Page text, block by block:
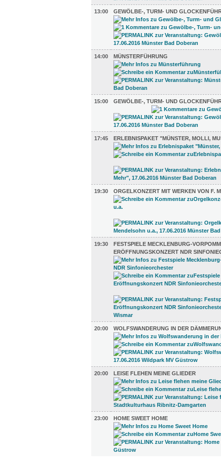
13:00 GEWÖLBE-, TURM- UND
14:00 MÜNSTERFÜHRUNG
15:00 GEWÖLBE-, TURM- UND
17:45 ERLEBNISPAKET "MÜNSTER, MOLLI,
19:30 ORGELKONZERT MIT WERKEN VON F.
19:30
FESTSPIELE MECKLENBURG-
ERÖFFNUNGSKONZERT NDR
20:00 WOLFSWANDERUNG IN DER
20:00 LEISE FLEHEN MEINE GLIEDER
23:00 HOME SWEET HOME